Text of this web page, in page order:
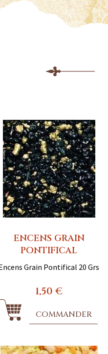
ENCENS GRAIN
PONTIFICAL
Grain Pontifical 20 Grs
1,50 €
COMMANDER